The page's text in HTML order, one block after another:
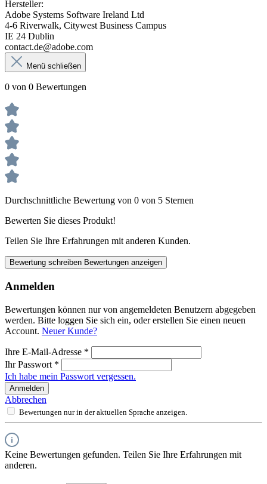
Hersteller:
Adobe Systems Software Ireland Ltd
4-6 Riverwalk, Citywest Business Campus
IE 24 Dublin
contact.de@adobe.com
Menü schließen
0 von 0 Bewertungen
Durchschnittliche Bewertung von 0 von 5 Sternen
Bewerten Sie dieses Produkt!
Teilen Sie Ihre Erfahrungen mit anderen Kunden.
Bewertung schreiben Bewertungen anzeigen
Anmelden
Bewertungen können nur von angemeldeten Benutzern abgegeben
werden. Bitte loggen Sie sich ein, oder erstellen Sie einen neuen
Account. Neuer Kunde?
Ihre E-Mail-Adresse *
Ihr Passwort *
Ich habe mein Passwort vergessen.
Anmelden
Abbrechen
Bewertungen nur in der aktuellen Sprache anzeigen.
Keine Bewertungen gefunden. Teilen Sie Ihre Erfahrungen mit
anderen.